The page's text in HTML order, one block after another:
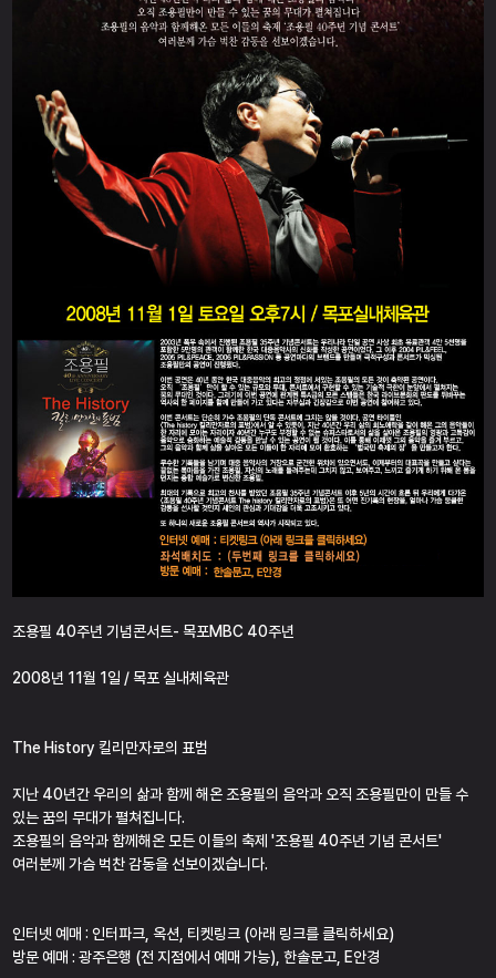
조용필 40주년 기념콘서트- 목포MBC 40주년
2008년 11월 1일 / 목포 실내체육관
The History 킬리만자로의 표범
지난 40년간 우리의 삶과 함께 해온 조용필의 음악과 오직 조용필만이 만들 수
있는 꿈의 무대가 펼쳐집니다.
조용필의 음악과 함께해온 모든 이들의 축제 '조용필 40주년 기념 콘서트'
여러분께 가슴 벅찬 감동을 선보이겠습니다.
인터넷 예매 : 인터파크, 옥션, 티켓링크 (아래 링크를 클릭하세요)
방문 예매 : 광주은행 (전 지점에서 예매 가능), 한솔문고, E안경